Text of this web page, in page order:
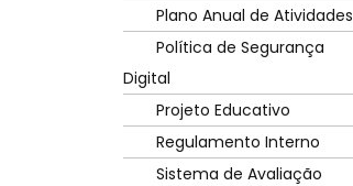
Plano Anual de Atividades
Política de Segurança
Digital
Projeto Educativo
Regulamento Interno
Sistema de Avaliação